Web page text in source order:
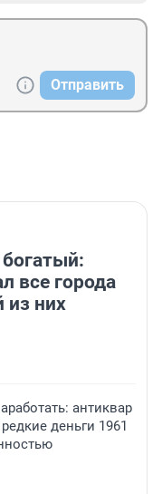
Отправить
все города
из них
антиквар
деньги 1961